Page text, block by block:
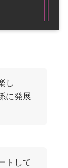
し
に発展
トして